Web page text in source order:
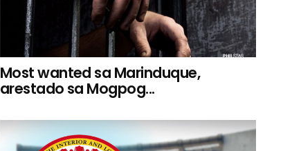
Most wanted sa Marinduque,
arestado sa Mogpog...